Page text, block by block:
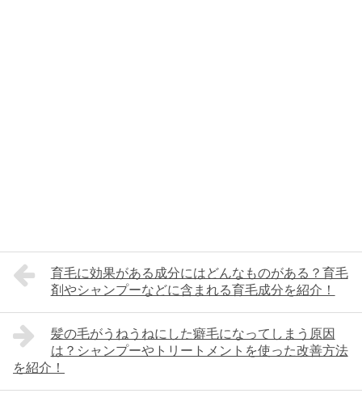
育毛に効果がある成分にはどんなものがある？育毛
剤やシャンプーなどに含まれる育毛成分を紹介！
髪の毛がうねうねにした癖毛になってしまう原因
は？シャンプーやトリートメントを使った改善方法
を紹介！